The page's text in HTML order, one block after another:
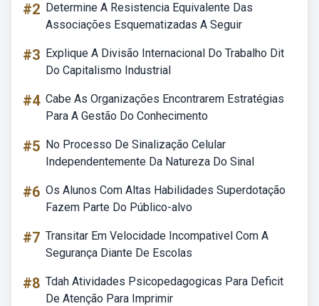
#2 Determine A Resistencia Equivalente Das
Associações Esquematizadas A Seguir
#3 Explique A Divisão Internacional Do Trabalho Dit
Do Capitalismo Industrial
#4 Cabe As Organizações Encontrarem Estratégias
Para A Gestão Do Conhecimento
#5 No Processo De Sinalização Celular
Independentemente Da Natureza Do Sinal
#6 Os Alunos Com Altas Habilidades Superdotação
Fazem Parte Do Público-alvo
#7 Transitar Em Velocidade Incompativel Com A
Segurança Diante De Escolas
#8 Tdah Atividades Psicopedagogicas Para Deficit
De Atenção Para Imprimir